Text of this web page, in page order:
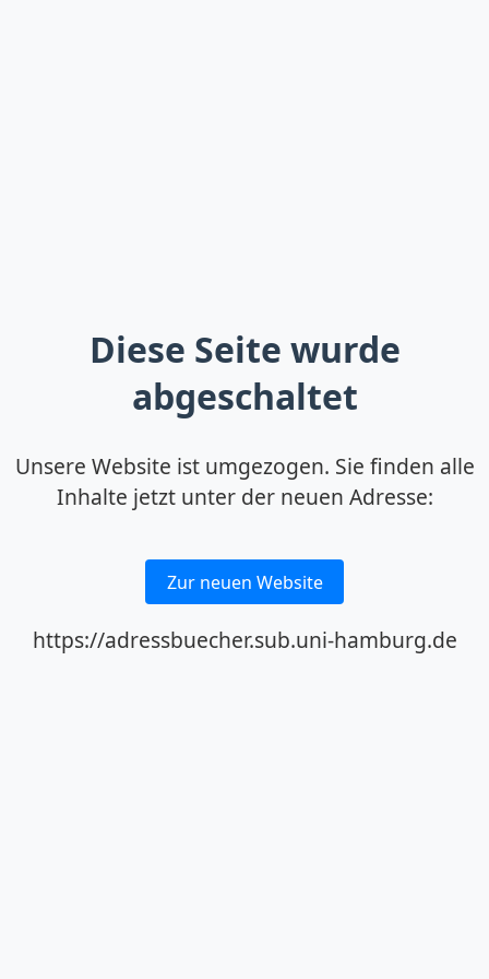
Diese Seite wurde
abgeschaltet
Unsere Website ist umgezogen. Sie finden alle
Inhalte jetzt unter der neuen Adresse:
Zur neuen Website
https://adressbuecher.sub.uni-hamburg.de